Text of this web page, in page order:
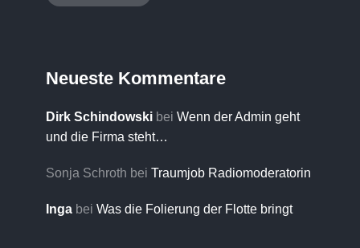
Neueste Kommentare
Dirk Schindowski bei Wenn der Admin geht
und die Firma steht…
Sonja Schroth bei Traumjob Radiomoderatorin
Inga bei Was die Folierung der Flotte bringt